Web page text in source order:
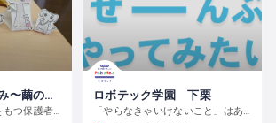
こかげでひとやすみ〜繭の会〜
学校に行きづらい子をもつ保護者の会です
ロボテック学園 下栗
「やらなきゃいけないこと」はありません。宿題をやるのもよし、自分で目標をたてて取り組むのもよし、なんでもチャレンジできる環境です。